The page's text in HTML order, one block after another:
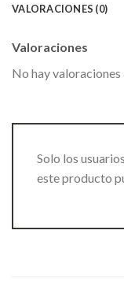
VALORACIONES (0)
Valoraciones
No hay valoraciones
Solo los
este producto